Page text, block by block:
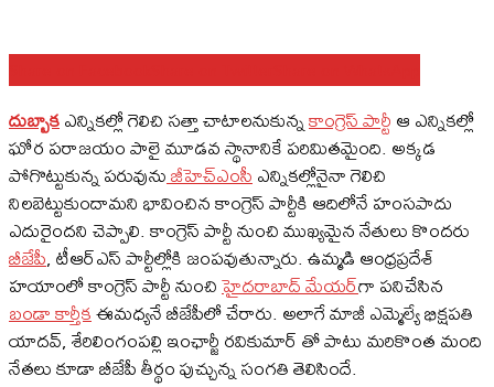
దుబ్బాకఎన్నిక‌ల్లో గెలిచి స‌త్తా చాటాల‌నుకున్నకాంగ్రెస్ పార్టీఆ ఎన్నిక‌ల్లో
ఘోర ప‌రాజ‌యం పాలై మూడ‌వ స్థానానికే ప‌రిమిత‌మైంది. అక్క‌డ
పోగొట్టుకున్న ప‌రువునుజీహెచ్ఎంసీఎన్నిక‌ల్లోనైనా గెలిచి
నిల‌బెట్టుకుందామ‌ని భావించిన కాంగ్రెస్ పార్టీకి ఆదిలోనే హంస‌పాదు
ఎదురైంద‌ని చెప్పాలి. కాంగ్రెస్ పార్టీ నుంచి ముఖ్య‌మైన నేతులు కొంద‌రు
బీజేపీ, టీఆర్ఎస్ పార్టీల్లోకి జంప‌వుతున్నారు. ఉమ్మ‌డి ఆంధ్ర‌ప్ర‌దేశ్
హ‌యాంలో కాంగ్రెస్ పార్టీ నుంచిహైద‌రాబాద్ మేయ‌ర్‌గా పనిచేసిన
బండా కార్తీకఈమ‌ధ్య‌నే బీజేపీలో చేరారు. అలాగే మాజీ ఎమ్మెల్యే భిక్ష‌ప‌తి
యాద‌వ్‌, శేరిలింగంప‌ల్లి ఇంఛార్జీ ర‌వికుమార్ తో పాటు మరికొంత మంది
నేతలు కూడా బీజేపీ తీర్థం పుచ్చున్న సంగ‌తి తెలిసిందే.